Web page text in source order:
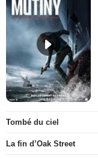
Tombé du ciel
La fin d’Oak Street